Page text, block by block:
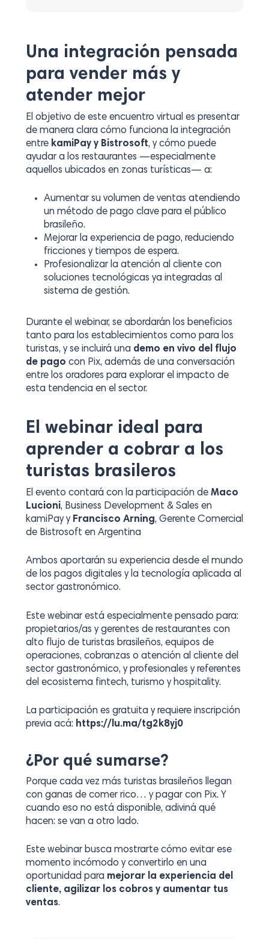
Una integración pensada
para vender más y
atender mejor
El objetivo de este encuentro virtual es presentar
de manera clara cómo funciona la integración
entre kamiPay y Bistrosoft, y cómo puede
ayudar a los restaurantes —especialmente
aquellos ubicados en zonas turísticas— a:
Aumentar su volumen de ventas atendiendo
un método de pago clave para el público
brasileño.
Mejorar la experiencia de pago, reduciendo
fricciones y tiempos de espera.
Profesionalizar la atención al cliente con
soluciones tecnológicas ya integradas al
sistema de gestión.
Durante el webinar, se abordarán los beneficios
tanto para los establecimientos como para los
turistas, y se incluirá una demo en vivo del flujo
de pago con Pix, además de una conversación
entre los oradores para explorar el impacto de
esta tendencia en el sector.
El webinar ideal para
aprender a cobrar a los
turistas brasileros
El evento contará con la participación de Maco
Lucioni, Business Development & Sales en
kamiPay y Francisco Arning, Gerente Comercial
de Bistrosoft en Argentina
Ambos aportarán su experiencia desde el mundo
de los pagos digitales y la tecnología aplicada al
sector gastronómico.
Este webinar está especialmente pensado para:
propietarios/as y gerentes de restaurantes con
alto flujo de turistas brasileños, equipos de
operaciones, cobranzas o atención al cliente del
sector gastronómico, y profesionales y referentes
del ecosistema fintech, turismo y hospitality.
La participación es gratuita y requiere inscripción
previa acá: https://lu.ma/tg2k8yj0
¿Por qué sumarse?
Porque cada vez más turistas brasileños llegan
con ganas de comer rico… y pagar con Pix. Y
cuando eso no está disponible, adiviná qué
hacen: se van a otro lado.
Este webinar busca mostrarte cómo evitar ese
momento incómodo y convertirlo en una
oportunidad para mejorar la experiencia del
cliente, agilizar los cobros y aumentar tus
ventas.